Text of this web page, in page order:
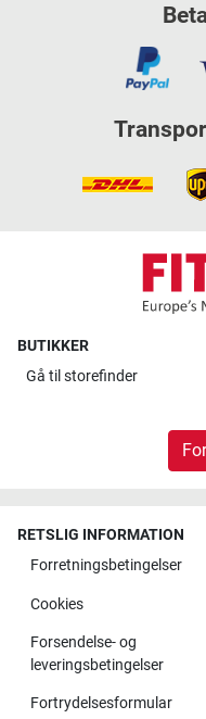
BUTIKKER
Gå til storefinder
RETSLIG INFORMATION
Forretningsbetingelser
Cookies
Forsendelse- og
leveringsbetingelser
Fortrydelsesformular